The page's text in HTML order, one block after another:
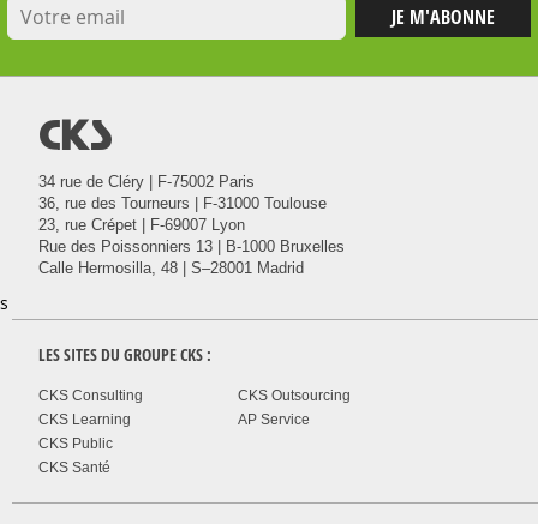
@
34 rue de Cléry | F-75002 Paris
36, rue des Tourneurs | F-31000 Toulouse
23, rue Crépet | F-69007 Lyon
Rue des Poissonniers 13 | B-1000 Bruxelles
Calle Hermosilla, 48 | S–28001 Madrid
LES SITES DU GROUPECKS :
CKS Consulting
CKS Learning
CKS Public
CKS Santé
CKS Outsourcing
AP Service
s